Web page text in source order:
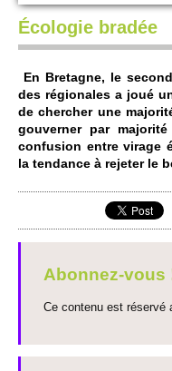
Écologie bradée
En Bre­tagne, le
des régionales a joué
de cher­cher une
gouve­rner par
confusion entre vi­rage
la tendance à re­jeter le
Abonnez-vous
Ce contenu est réservé